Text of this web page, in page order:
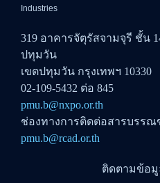
Industries
319 อาคารจัตุรัสจามจุรี ชั้น
ปทุมวัน
เขตปทุมวัน กรุงเทพฯ 10330
02-109-5432 ต่อ 845
pmu.b@nxpo.or.th
ช่องทางการติดต่อสารบรรณ
pmu.b@rcad.or.th
ติดตามข้อมู